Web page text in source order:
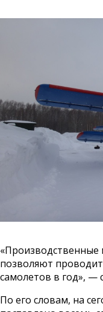
позволяют
самолетов в год», —
По его словам, на